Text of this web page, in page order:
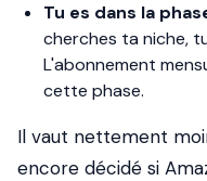
Tu es dans la
cherches ta niche,
L'abonnement
cette phase.
Il vaut nettement
encore décidé si